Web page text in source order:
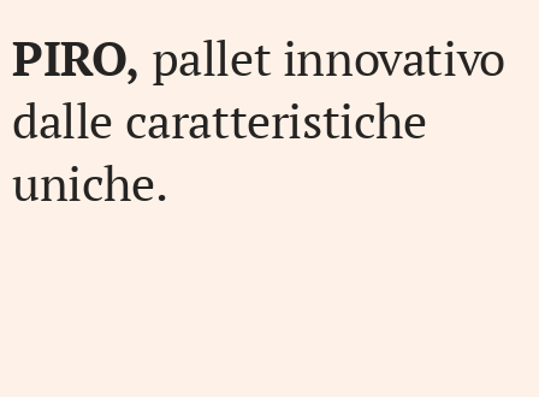
PIRO, pallet innovativo
dalle caratteristiche
uniche.